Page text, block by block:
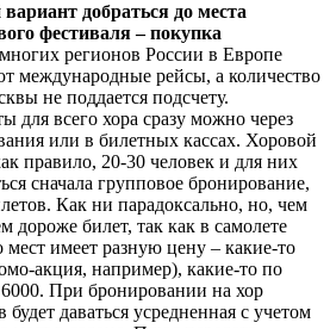
добраться до места
фестиваля – покупка
регионов России в Европе
международные рейсы, а количество
не поддается подсчету.
для всего хора сразу можно через
или в билетных кассах. Хоровой
правило, 20-30 человек и для них
сначала групповое бронирование,
Как ни парадоксально, но, чем
дороже билет, так как в самолете
мест имеет разную цену – какие-то
акция, например), какие-то по
При бронировании на хор
будет даваться усредненная с учетом